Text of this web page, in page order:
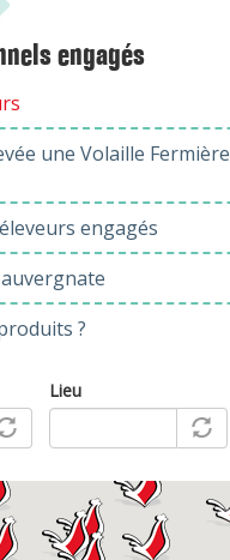
engagés
une Volaille Fermière
engagés
?
Lieu